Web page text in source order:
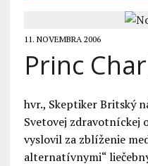
11. NOVEMBRA 2006
Princ
hvr., Skeptiker Britský
Svetovej zdravotníckej
vyslovil za zblíženie
alternatívnymi“